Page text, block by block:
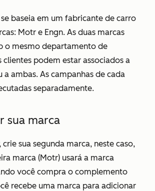
baseia em um fabricante de carro
Motr e Engn. As duas marcas
o mesmo departamento de
clientes podem estar associados a
a ambas. As campanhas de cada
separadamente.
sua marca
crie sua segunda marca, neste caso,
marca (Motr) usará a marca
você compra o complemento
recebe uma marca para adicionar